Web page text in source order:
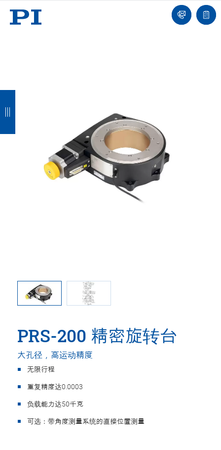
联
系
报
价
们
PRS-200 精密旋转台
大孔径，高运动精度
无限行程
重复精度达0.0003
负载能力达50千克
可选：带角度测量系统的直接位置测量